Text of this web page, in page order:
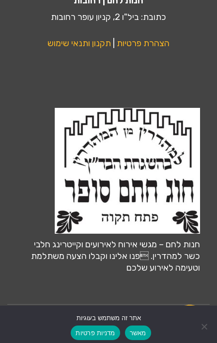
כתובת: ביל"ו 2, קניון עופר רחובות
הצהרת פרטיות תקנון ותנאי שימוש
חנות לחם – מגשי אירוח לאירועים וקייטרינג חלבי
כשר למהדרין. פנו אלינו וקבלו הצעה משתלמת
וטעימה לאירוע שלכם
אחסון ותחזוקה ע״י:MiliLand.com
אתר זה משתמש בעוגיות
מאשר
מדניות פרטיות
צרו קשר